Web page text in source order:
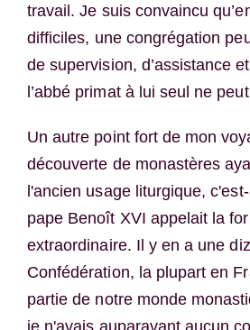
travail. Je suis convaincu
difficiles, une congrégation
de supervision, d’assistance
l’abbé primat à lui seul ne
Un autre point fort de mon
découverte de monastères
l'ancien usage liturgique,
pape Benoît XVI appelait la
extraordinaire. Il y en a une
Confédération, la plupart en
partie de notre monde
je n'avais auparavant aucun